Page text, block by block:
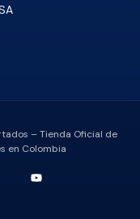
– Tienda Oficial de
en Colombia